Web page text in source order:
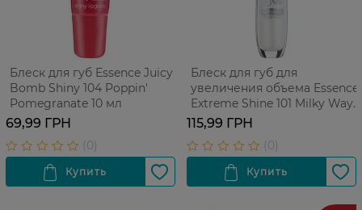
Блеск для губ Essence Juicy
Bomb Shiny 104 Poppin'
Pomegranate 10 мл
69,99 ГРН
Блеск для губ для
увеличения объема Essence
Extreme Shine 101 Milky Way
5 мл
115,99 ГРН